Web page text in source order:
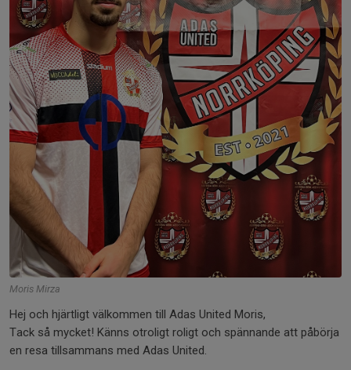
Moris Mirza
Hej och hjärtligt välkommen till Adas United Moris,
Tack så mycket! Känns otroligt roligt och spännande att påbörja
en resa tillsammans med Adas United.